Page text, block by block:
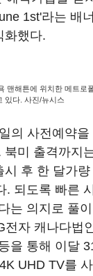
1st'라는 배
화했다.
맨해튼에 위치한 메트로
있다. 사진/뉴시스
의 사전예약
북미 출격까지
시 후 한 달가
. 되도록 빠른
는 의지로 풀
전자 캐나다법
을 통해 이달
UHD TV를